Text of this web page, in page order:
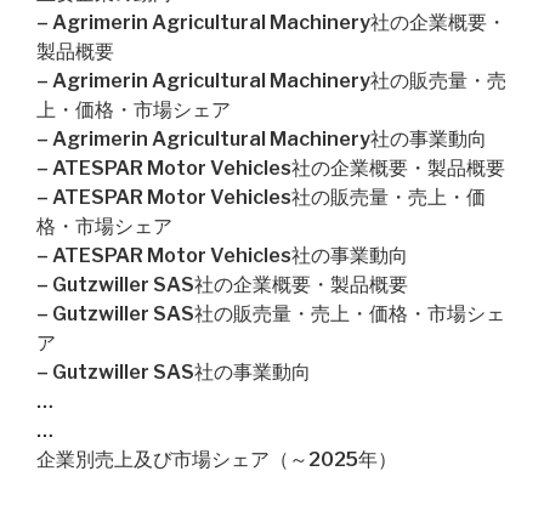
– Agrimerin Agricultural Machinery社の企業概要・
製品概要
– Agrimerin Agricultural Machinery社の販売量・売
上・価格・市場シェア
– Agrimerin Agricultural Machinery社の事業動向
– ATESPAR Motor Vehicles社の企業概要・製品概要
– ATESPAR Motor Vehicles社の販売量・売上・価
格・市場シェア
– ATESPAR Motor Vehicles社の事業動向
– Gutzwiller SAS社の企業概要・製品概要
– Gutzwiller SAS社の販売量・売上・価格・市場シェ
ア
– Gutzwiller SAS社の事業動向
…
…
企業別売上及び市場シェア（～2025年）